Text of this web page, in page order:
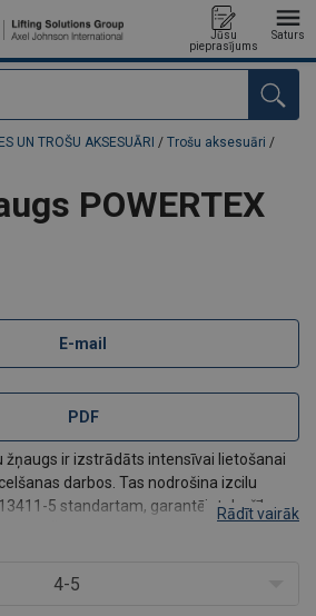
Jūsu
pieprasījums
Saturs
UN TROŠU AKSESUĀRI / Trošu aksesuāri /
POWERTEX
E-mail
PDF
žņaugs ir izstrādāts intensīvai lietošanai
darbos. Tas nodrošina izcilu
5 standartam, garantējot drošību un
Rādīt vairāk
4-5